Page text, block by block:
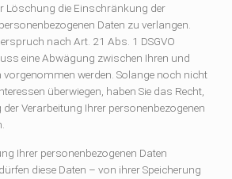
Löschung die Einschränkung der
Daten zu verlangen.
nach Art. 21 Abs. 1 DSGVO
eine Abwägung zwischen Ihren und
vorgenommen werden. Solange noch nicht
überwiegen, haben Sie das Recht,
Verarbeitung Ihrer personenbezogenen
Ihrer personenbezogenen Daten
diese Daten – von ihrer Speicherung